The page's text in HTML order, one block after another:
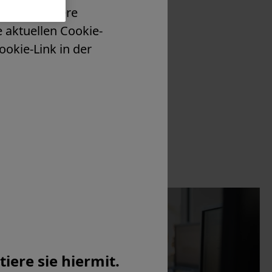
Contact
Weitere
aktuellen Cookie-
Link in der
sie hiermit.